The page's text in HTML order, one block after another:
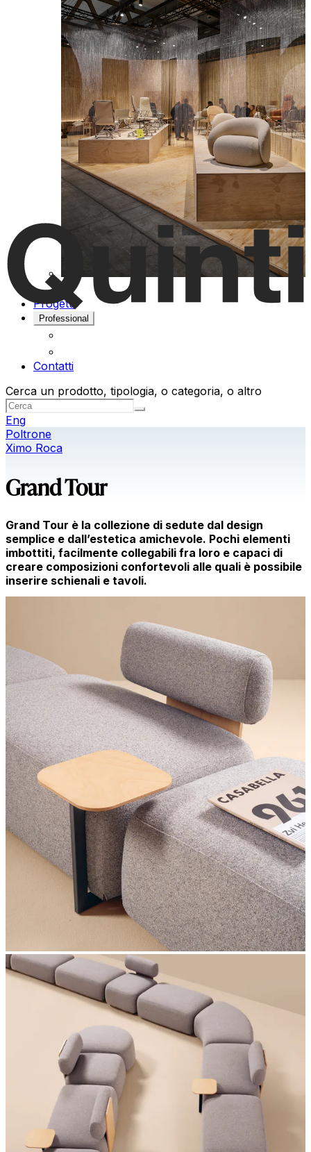
Progetti
Professional
Contatti
Cerca un prodotto, tipologia, o categoria, o altro
Eng
Poltrone
Ximo Roca
Grand Tour
Grand Tour è la collezione di sedute dal design
semplice e dall’estetica amichevole. Pochi elementi
imbottiti, facilmente collegabili fra loro e capaci di
creare composizioni confortevoli alle quali è possibile
inserire schienali e tavoli.